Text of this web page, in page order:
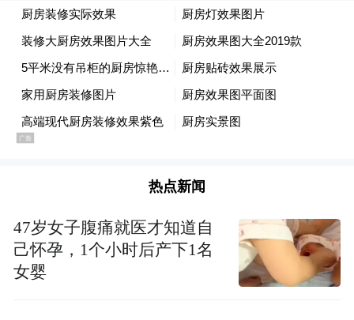
热点新闻
47岁女子腹痛就医才知道自
己怀孕，1个小时后产下1名
女婴